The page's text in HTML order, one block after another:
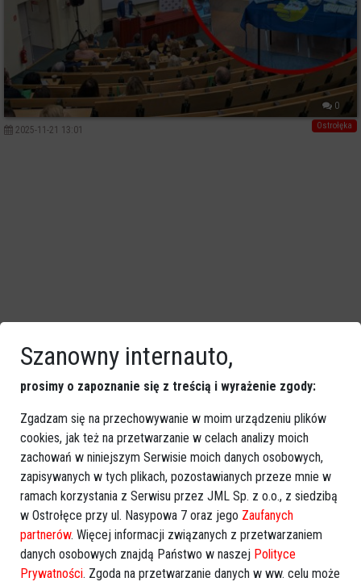
0
Ostrołęka
2025-11-21 13:01
Policja odnotowała zdecydowanie więcej
przestępstw. Ale wskaźnik wykrywalności
robi wrażenie
Szanowny internauto,
prosimy o zapoznanie się z treścią i wyrażenie zgody:
Zgadzam się na przechowywanie w moim urządzeniu plików
cookies, jak też na przetwarzanie w celach analizy moich
zachowań w niniejszym Serwisie moich danych osobowych,
zapisywanych w tych plikach, pozostawianych przeze mnie w
ramach korzystania z Serwisu przez JML Sp. z o.o., z siedzibą
w Ostrołęce przy ul. Nasypowa 7 oraz jego Zaufanych
partnerów. Więcej informacji związanych z przetwarzaniem
danych osobowych znajdą Państwo w naszej Polityce
Prywatności. Zgoda na przetwarzanie danych w ww. celu może